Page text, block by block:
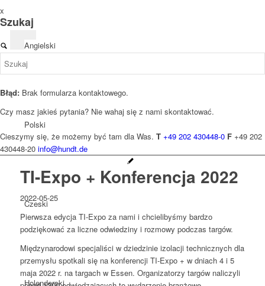
Angielski
Polski
Czeski
Holenderski
x
Szukaj
Błąd: Brak formularza kontaktowego.
Czy masz jakieś pytania? Nie wahaj się z nami skontaktować.
Cieszymy się, że możemy być tam dla Was. T +49 202 430448-0 F +49 202
430448-20 info@hundt.de
TI-Expo + Konferencja 2022
2022-05-25
Pierwsza edycja TI-Expo za nami i chcielibyśmy bardzo
podziękować za liczne odwiedziny i rozmowy podczas targów.
Międzynarodowi specjaliści w dziedzinie izolacji technicznych dla
przemysłu spotkali się na konferencji TI-Expo + w dniach 4 i 5
maja 2022 r. na targach w Essen. Organizatorzy targów naliczyli